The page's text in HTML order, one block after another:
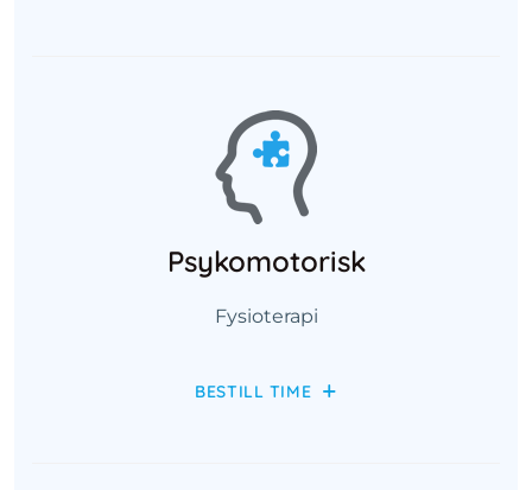
Psykomotorisk
Fysioterapi
BESTILL TIME